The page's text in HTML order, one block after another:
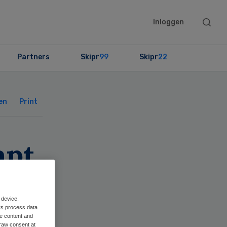
Inloggen
Search
Partners Skipr99 Skipr22
Print
process data
content and
consent at